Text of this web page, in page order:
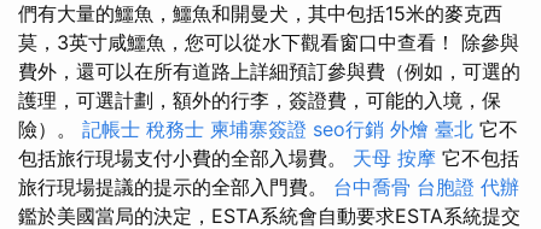
們有大量的鱷魚，鱷魚和開曼犬，其中包括15米的麥克西
莫，3英寸咸鱷魚，您可以從水下觀看窗口中查看！ 除參與
費外，還可以在所有道路上詳細預訂參與費（例如，可選的
護理，可選計劃，額外的行李，簽證費，可能的入境，保
險）。 記帳士 稅務士 柬埔寨簽證 seo行銷 外燴 臺北 它不
包括旅行現場支付小費的全部入場費。 天母 按摩 它不包括
旅行現場提議的提示的全部入門費。 台中喬骨 台胞證 代辦
鑑於美國當局的決定，ESTA系統會自動要求ESTA系統提交